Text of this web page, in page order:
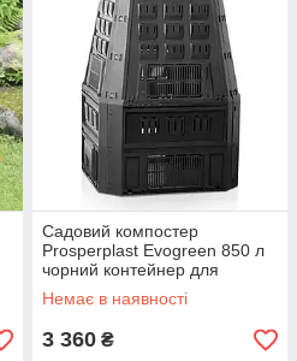
Садовий компостер
Prosperplast Evogreen 850 л
чорний контейнер для
компосту для дачі та саду
Немає в наявності
3 360 ₴